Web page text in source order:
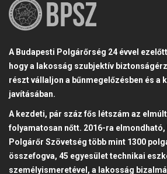
A Budapesti Polgárőrség 24 évvel
hogy a lakosság szubjektív
részt vállaljon a bűnmegelőzésben és a
javításában.
A kezdeti, pár száz fős létszám az
folyamatosan nőtt. 2016-ra elmondható,
Polgárőr Szövetség több mint 1300
összefogva, 45 egyesület technikai
személyismeretével, a lakosság